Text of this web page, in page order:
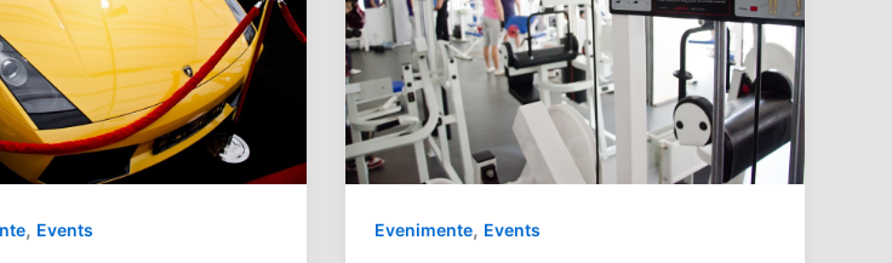
, Events Evenimente, Events